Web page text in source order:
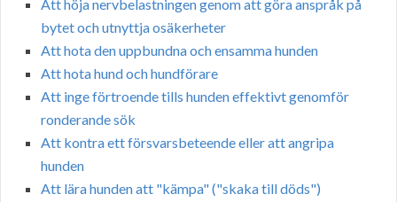
Att höja nervbelastningen genom att göra anspråk på
bytet och utnyttja osäkerheter
Att hota den uppbundna och ensamma hunden
Att hota hund och hundförare
Att inge förtroende tills hunden effektivt genomför
ronderande sök
Att kontra ett försvarsbeteende eller att angripa
hunden
Att lära hunden att "kämpa" ("skaka till döds")